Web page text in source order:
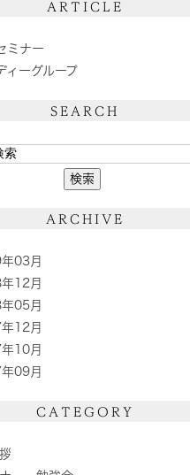
ARTICLE
ミナー
ィーグループ
SEARCH
ARCHIVE
03月
12月
05月
12月
10月
09月
CATEGORY